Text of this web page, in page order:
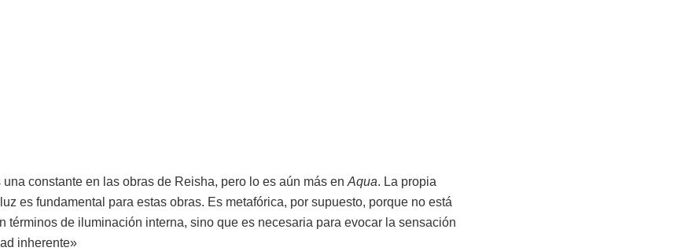
constante en las obras de Reisha, pero lo es aún más en Aqua. La propia
es fundamental para estas obras. Es metafórica, por supuesto, porque no está
términos de iluminación interna, sino que es necesaria para evocar la sensación
inherente»